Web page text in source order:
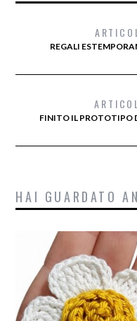
REGALI
FINITO IL PROTOTIPO
HAI GUARDATO